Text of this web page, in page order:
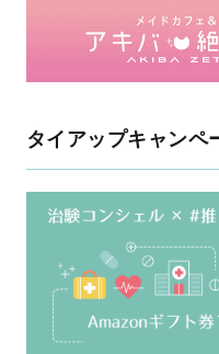
タイアップキャンペ